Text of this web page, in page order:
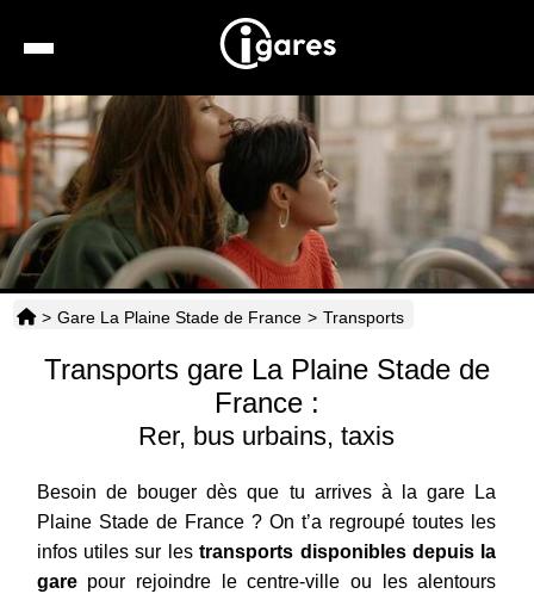
Recherche
Location de voiture
Hôtels
Taxis
> Gare La Plaine Stade de France > Transports
Transports gare La Plaine Stade de
France :
Rer, bus urbains, taxis
Besoin de bouger dès que tu arrives à la gare La
Plaine Stade de France ? On t’a regroupé toutes les
infos utiles sur lestransports disponibles depuis la
gare pour rejoindre le centre-ville ou les alentours